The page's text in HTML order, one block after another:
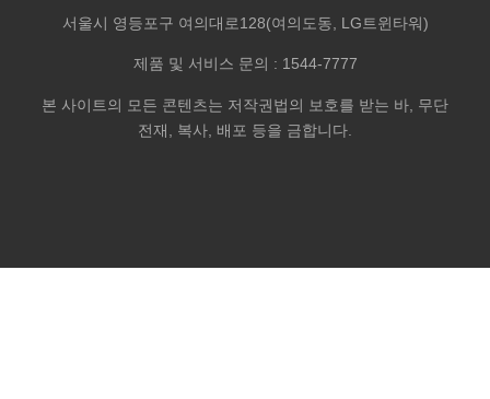
서울시 영등포구 여의대로128(여의도동, LG트윈타워)
제품 및 서비스 문의 : 1544-7777
본 사이트의 모든 콘텐츠는 저작권법의 보호를 받는 바, 무단
전재, 복사, 배포 등을 금합니다.